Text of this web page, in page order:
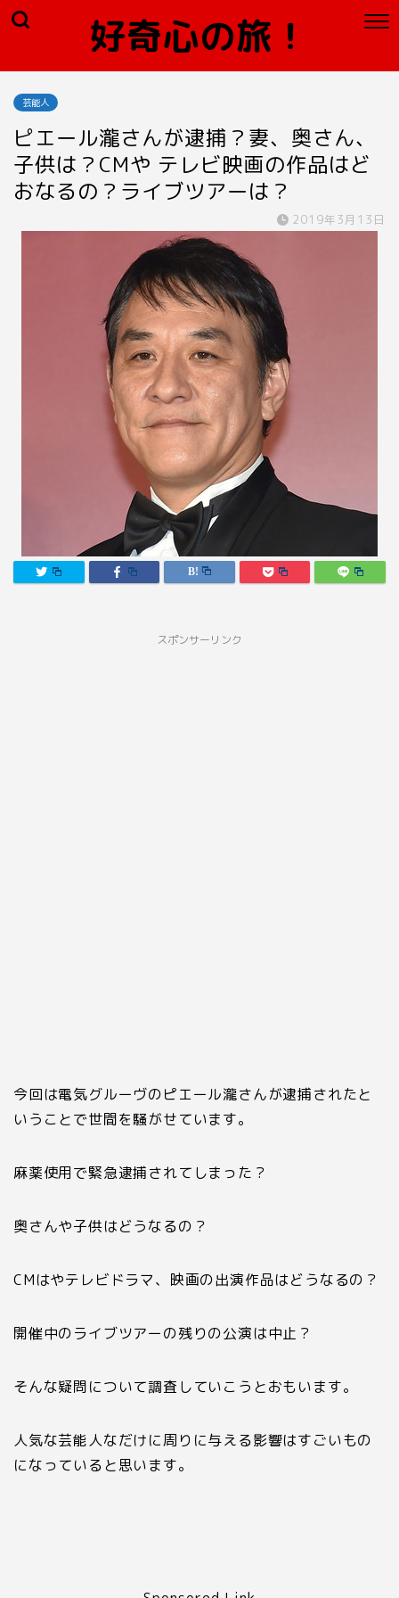
好奇心の旅！
芸能人
ピエール瀧さんが逮捕？妻、奥さん、
子供は？CMや テレビ映画の作品はど
おなるの？ライブツアーは？
2019年3月13日
スポンサーリンク
今回は電気グルーヴのピエール瀧さんが逮捕されたと
いうことで世間を騒がせています。
麻薬使用で緊急逮捕されてしまった？
奥さんや子供はどうなるの？
CMはやテレビドラマ、映画の出演作品はどうなるの？
開催中のライブツアーの残りの公演は中止？
そんな疑問について調査していこうとおもいます。
人気な芸能人なだけに周りに与える影響はすごいもの
になっていると思います。